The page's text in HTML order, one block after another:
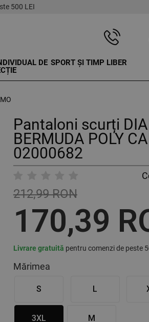
500 LEI
DE SPORT ȘI TIMP LIBER
Pantaloni scurți
BERMUDA POLY
02000682
212,99 RON
170,39
Livrare gratuită pentru comenzi de peste
Mărimea
S L
3XL M